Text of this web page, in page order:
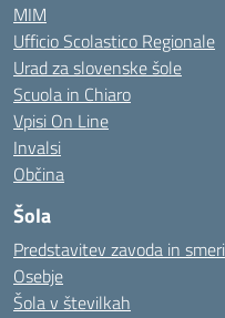
MIM
Ufficio Scolastico Regionale
Urad za slovenske šole
Scuola in Chiaro
Vpisi On Line
Invalsi
Občina
Šola
Predstavitev zavoda in smeri
Osebje
Šola v številkah